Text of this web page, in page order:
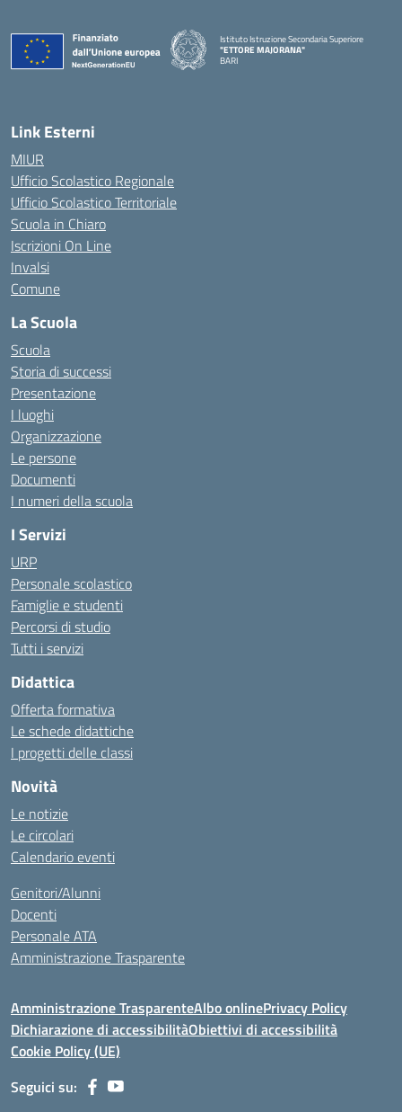
Istituto Istruzione Secondaria Superiore
"ETTORE MAJORANA"
BARI
Link Esterni
MIUR
Ufficio Scolastico Regionale
Ufficio Scolastico Territoriale
Scuola in Chiaro
Iscrizioni On Line
Invalsi
Comune
La Scuola
Scuola
Storia di successi
Presentazione
I luoghi
Organizzazione
Le persone
Documenti
I numeri della scuola
I Servizi
URP
Personale scolastico
Famiglie e studenti
Percorsi di studio
Tutti i servizi
Didattica
Offerta formativa
Le schede didattiche
I progetti delle classi
Novità
Le notizie
Le circolari
Calendario eventi
Genitori/Alunni
Docenti
Personale ATA
Amministrazione Trasparente
Amministrazione TrasparenteAlbo onlinePrivacy Policy
Dichiarazione di accessibilitàObiettivi di accessibilità
Cookie Policy (UE)
Seguici su: